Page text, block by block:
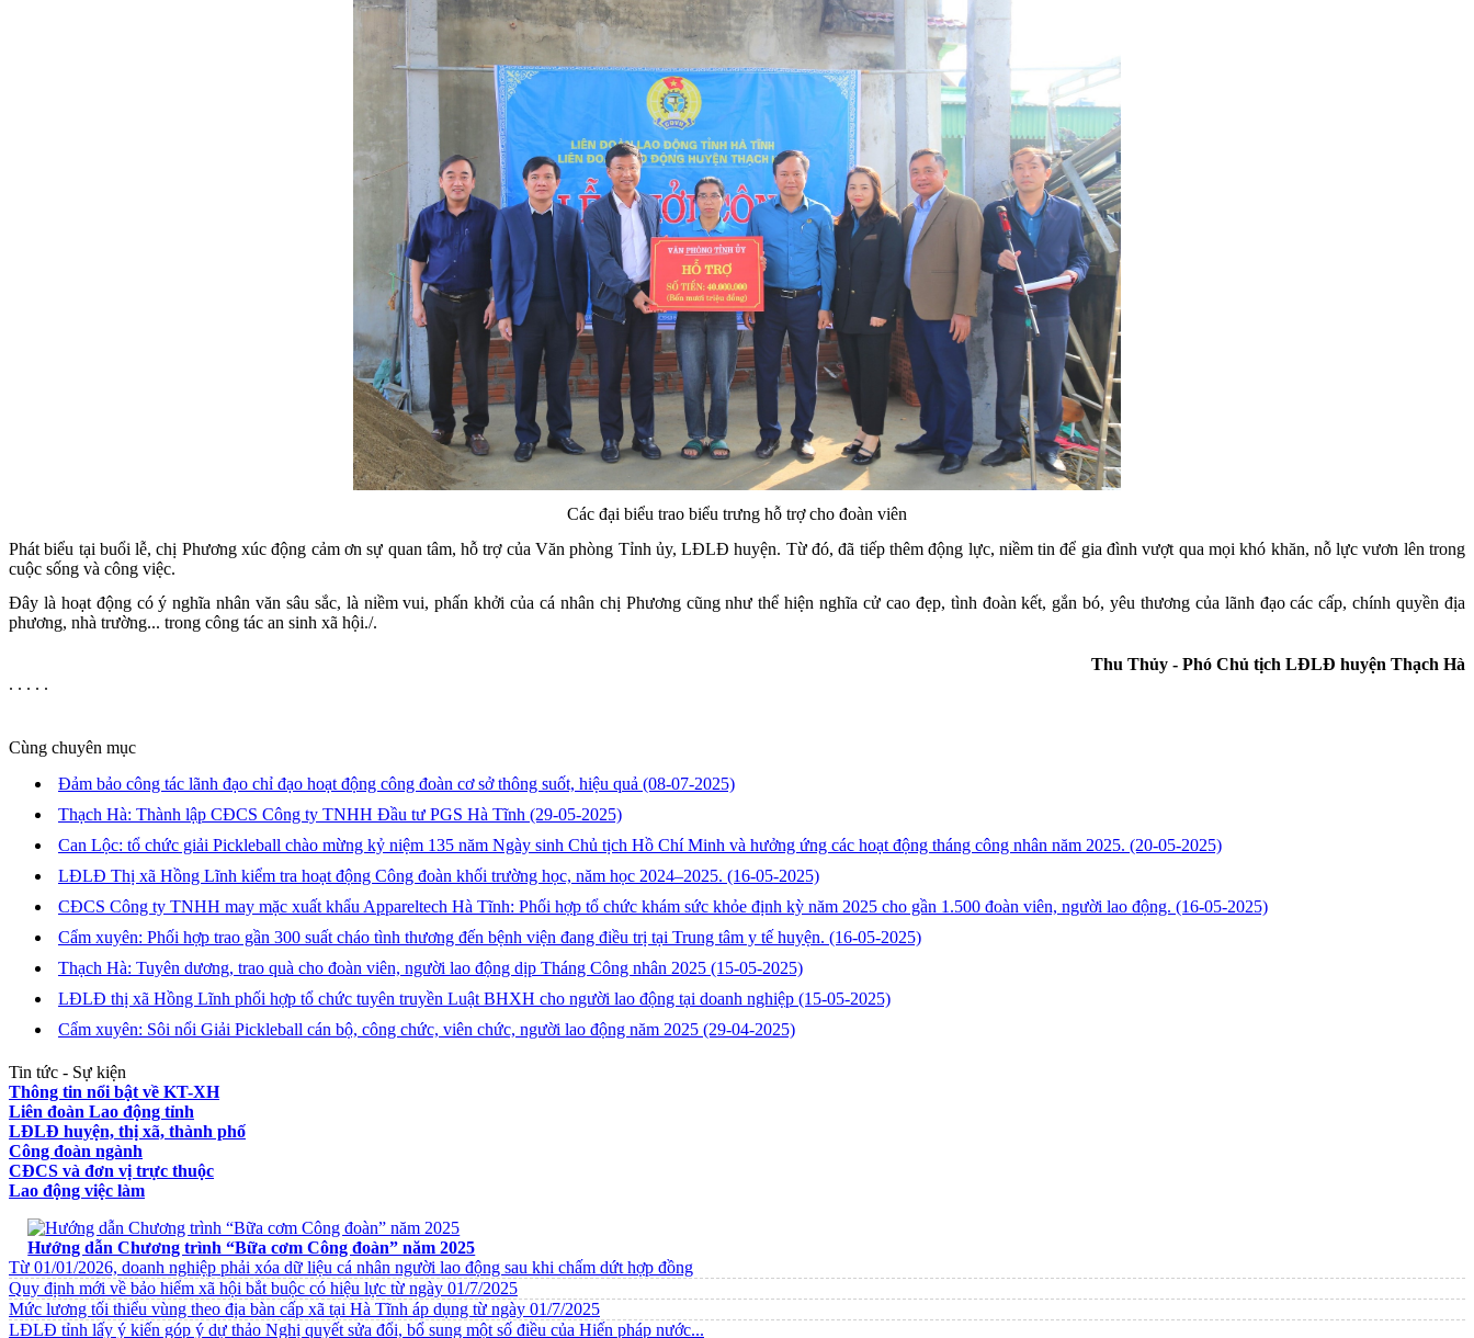
Các đại biểu trao biểu trưng hỗ trợ cho đoàn viên
Phát biểu tại buổi lễ, chị Phương xúc động cảm ơn sự quan tâm, hỗ trợ của Văn phòng Tỉnh ủy, LĐLĐ huyện. Từ đó, đã tiếp thêm động lực, niềm tin để gia đình vượt qua mọi khó khăn, nỗ lực vươn lên trong
cuộc sống và công việc.
Đây là hoạt động có ý nghĩa nhân văn sâu sắc, là niềm vui, phấn khởi của cá nhân chị Phương cũng như thể hiện nghĩa cử cao đẹp, tình đoàn kết, gắn bó, yêu thương của lãnh đạo các cấp, chính quyền địa
phương, nhà trường... trong công tác an sinh xã hội./.
Thu Thủy - Phó Chủ tịch LĐLĐ huyện Thạch Hà
. . . . .
Cùng chuyên mục
Đảm bảo công tác lãnh đạo chỉ đạo hoạt động công đoàn cơ sở thông suốt, hiệu quả (08-07-2025)
Thạch Hà: Thành lập CĐCS Công ty TNHH Đầu tư PGS Hà Tĩnh (29-05-2025)
Can Lộc: tổ chức giải Pickleball chào mừng kỷ niệm 135 năm Ngày sinh Chủ tịch Hồ Chí Minh và hưởng ứng các hoạt động tháng công nhân năm 2025. (20-05-2025)
LĐLĐ Thị xã Hồng Lĩnh kiểm tra hoạt động Công đoàn khối trường học, năm học 2024–2025. (16-05-2025)
CĐCS Công ty TNHH may mặc xuất khẩu Appareltech Hà Tĩnh: Phối hợp tổ chức khám sức khỏe định kỳ năm 2025 cho gần 1.500 đoàn viên, người lao động. (16-05-2025)
Cẩm xuyên: Phối hợp trao gần 300 suất cháo tình thương đến bệnh viện đang điều trị tại Trung tâm y tế huyện. (16-05-2025)
Thạch Hà: Tuyên dương, trao quà cho đoàn viên, người lao động dịp Tháng Công nhân 2025 (15-05-2025)
LĐLĐ thị xã Hồng Lĩnh phối hợp tổ chức tuyên truyền Luật BHXH cho người lao động tại doanh nghiệp (15-05-2025)
Cẩm xuyên: Sôi nổi Giải Pickleball cán bộ, công chức, viên chức, người lao động năm 2025 (29-04-2025)
Tin tức - Sự kiện
Thông tin nổi bật về KT-XH
Liên đoàn Lao động tỉnh
LĐLĐ huyện, thị xã, thành phố
Công đoàn ngành
CĐCS và đơn vị trực thuộc
Lao động việc làm
Hướng dẫn Chương trình “Bữa cơm Công đoàn” năm 2025
Từ 01/01/2026, doanh nghiệp phải xóa dữ liệu cá nhân người lao động sau khi chấm dứt hợp đồng
Quy định mới về bảo hiểm xã hội bắt buộc có hiệu lực từ ngày 01/7/2025
Mức lương tối thiểu vùng theo địa bàn cấp xã tại Hà Tĩnh áp dụng từ ngày 01/7/2025
LĐLĐ tỉnh lấy ý kiến góp ý dự thảo Nghị quyết sửa đổi, bổ sung một số điều của Hiến pháp nước...